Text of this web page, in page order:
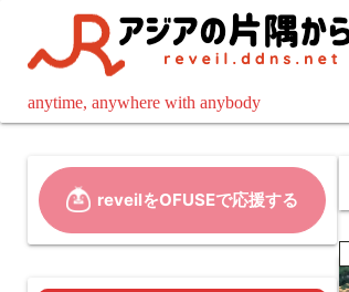
ツ
anytime, anywhere with anybody